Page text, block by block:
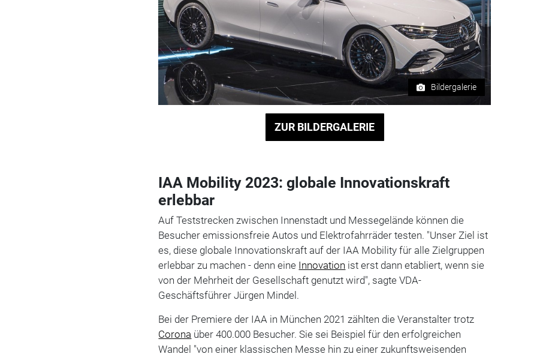
Bildergalerie
ZUR BILDERGALERIE
IAA Mobility 2023: globale Innovationskraft
erlebbar
Auf Teststrecken zwischen Innenstadt und Messegelände können die
Besucher emissionsfreie Autos und Elektrofahrräder testen. "Unser Ziel ist
es, diese globale Innovationskraft auf der IAA Mobility für alle Zielgruppen
erlebbar zu machen - denn eine Innovation ist erst dann etabliert, wenn sie
von der Mehrheit der Gesellschaft genutzt wird", sagte VDA-
Geschäftsführer Jürgen Mindel.
Bei der Premiere der IAA in München 2021 zählten die Veranstalter trotz
Corona über 400.000 Besucher. Sie sei Beispiel für den erfolgreichen
Wandel "von einer klassischen Messe hin zu einer zukunftsweisenden